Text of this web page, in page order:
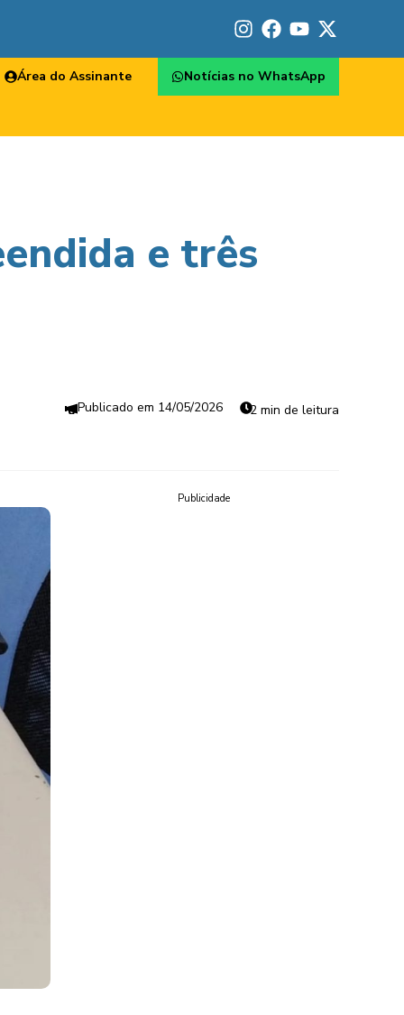
Área do Assinante Notícias no WhatsApp
e três
14/05/2026 2 min de leitura
Publicidade